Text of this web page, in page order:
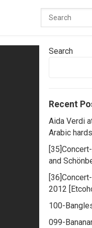
Search
Recent
Aida Verdi
Arabic
and
2012
100-
099-